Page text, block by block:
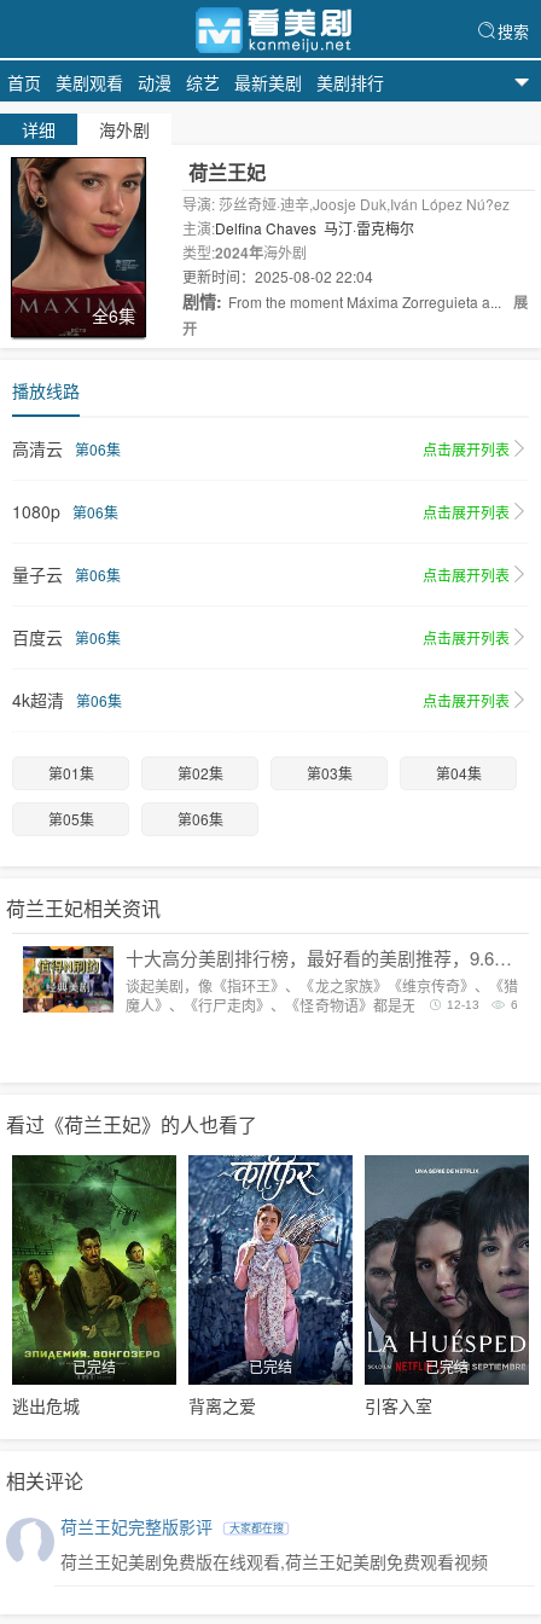
首页 美剧观看 动漫 综艺 最新美剧 美剧排行
搜索
详细 海外剧
全6集
荷兰王妃
导演: 莎丝奇娅·迪辛,Joosje Duk,Iván López Nú?ez
主演:Delfina Chaves 马汀·雷克梅尔
类型:2024年海外剧
更新时间：2025-08-02 22:04
剧情: From the moment Máxima Zorreguieta a...
展
开
播放线路
高清云 第06集 点击展开列表
1080p 第06集 点击展开列表
量子云 第06集 点击展开列表
百度云 第06集 点击展开列表
4k超清 第06集 点击展开列表
第01集 第02集 第03集 第04集
第05集 第06集
荷兰王妃相关资讯
十大高分美剧排行榜，最好看的美剧推荐，9.6分神剧扎堆
谈起美剧，像《指环王》、《龙之家族》《维京传奇》、《猎
魔人》、《行尸走肉》、《怪奇物语》都是无法复制的经典，
6
12-13
看过《荷兰王妃》的人也看了
已完结
逃出危城
已完结
背离之爱
已完结
引客入室
相关评论
荷兰王妃完整版影评 大家都在搜
荷兰王妃美剧免费版在线观看,荷兰王妃美剧免费观看视频